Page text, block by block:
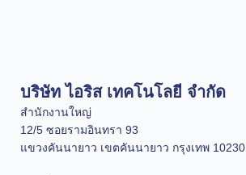
บริษัท ไอริส เทคโนโลยี จำกัด
สำนักงานใหญ่
12/5 ซอยรามอินทรา 93
แขวงคันนายาว เขตคันนายาว กรุงเทพ 10230